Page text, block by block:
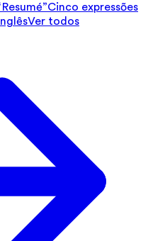
Cinco expressões
Ver todos